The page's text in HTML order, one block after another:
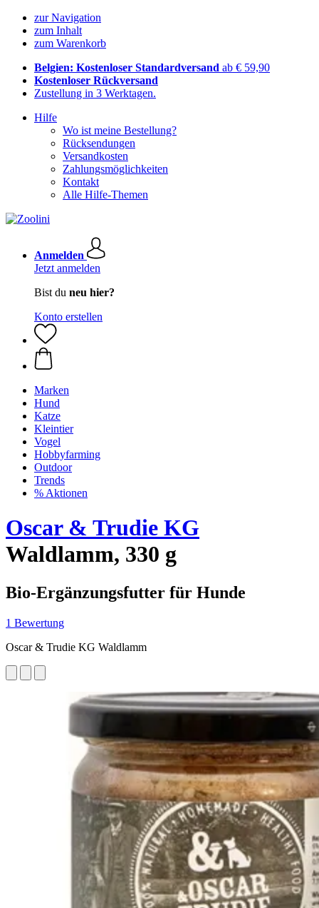
zur Navigation
zum Inhalt
zum Warenkorb
Belgien: Kostenloser Standardversand ab € 59,90
Kostenloser Rückversand
Zustellung in 3 Werktagen.
Hilfe
Wo ist meine Bestellung?
Rücksendungen
Versandkosten
Zahlungsmöglichkeiten
Kontakt
Alle Hilfe-Themen
Anmelden
Jetzt anmelden
Bist du neu hier?
Konto erstellen
Marken
Hund
Katze
Kleintier
Vogel
Hobbyfarming
Outdoor
Trends
% Aktionen
Oscar & Trudie KG
Waldlamm, 330 g
Bio-Ergänzungsfutter für Hunde
1 Bewertung
Oscar & Trudie KG Waldlamm